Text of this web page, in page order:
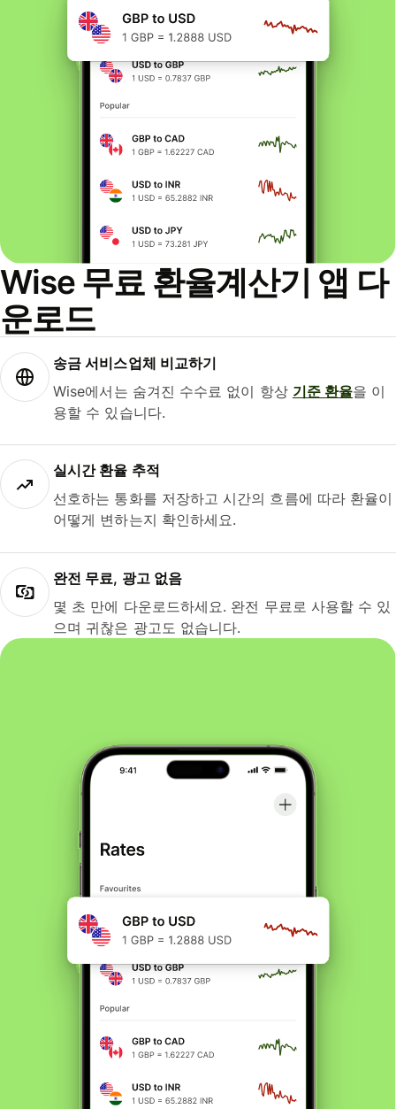
Wise 무료 환율계산기 앱 다
운로드
송금 서비스업체 비교하기
Wise에서는 숨겨진 수수료 없이 항상 기준 환율을 이
용할 수 있습니다.
실시간 환율 추적
선호하는 통화를 저장하고 시간의 흐름에 따라 환율이
어떻게 변하는지 확인하세요.
완전 무료, 광고 없음
몇 초 만에 다운로드하세요. 완전 무료로 사용할 수 있
으며 귀찮은 광고도 없습니다.